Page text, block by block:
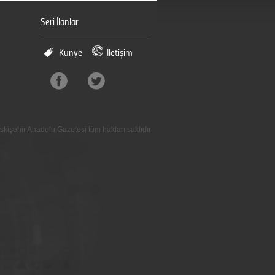
Seri İlanlar
Künye İletişim
Anadolu Gazetesi tüm hakları saklıdır